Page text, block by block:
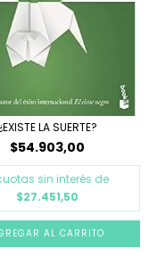
LA SUERTE?
$54.903,00
sin interés de
$27.451,50